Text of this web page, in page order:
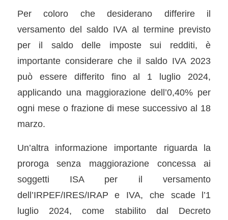
Per coloro che desiderano differire il
versamento del saldo IVA al termine previsto
per il saldo delle imposte sui redditi, è
importante considerare che il saldo IVA 2023
può essere differito fino al 1 luglio 2024,
applicando una maggiorazione dell’0,40% per
ogni mese o frazione di mese successivo al 18
marzo.
Un’altra informazione importante riguarda la
proroga senza maggiorazione concessa ai
soggetti ISA per il versamento
dell’IRPEF/IRES/IRAP e IVA, che scade l’1
luglio 2024, come stabilito dal Decreto